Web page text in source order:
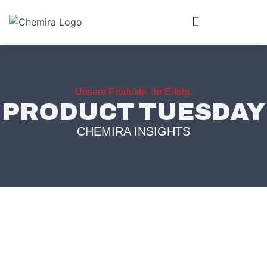
Unsere Produkte. Ihr Erfolg.
PRODUCT TUESDAY
CHEMIRA INSIGHTS